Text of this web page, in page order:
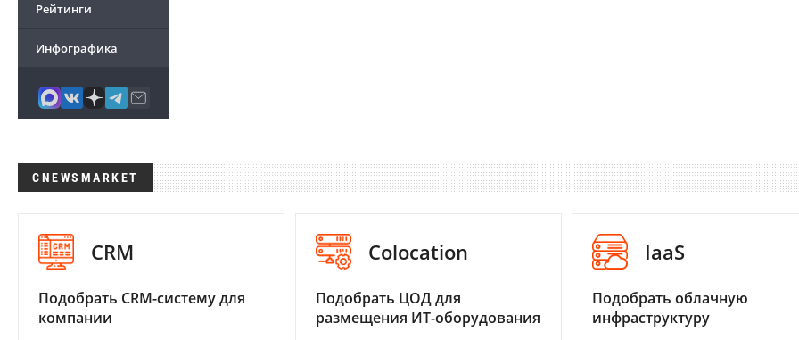
Рейтинги
Инфографика
CNEWSMARKET
CRM
Подобрать CRM-систему для
компании
Colocation
Подобрать ЦОД для
размещения ИТ-оборудования
IaaS
Подобрать облачную
инфраструктуру